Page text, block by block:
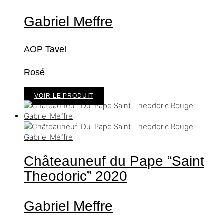
Gabriel Meffre
AOP Tavel
Rosé
VOIR LE PRODUIT
Châteauneuf du Pape “Saint
Theodoric” 2020
Gabriel Meffre